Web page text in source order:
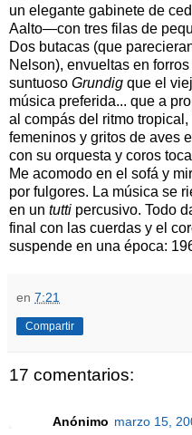
un elegante gabinete de
Aalto—con tres filas de
Dos butacas (que
Nelson), envueltas en
suntuoso Grundig que el
música preferida... que a
al compás del ritmo
femeninos y gritos de aves
con su orquesta y coros
Me acomodo en el sofá y
por fulgores. La música se
en un tutti percusivo. Todo
final con las cuerdas y el
suspende en una época:
en 7:21
Compartir
17 comentarios:
Anónimo marzo 15,